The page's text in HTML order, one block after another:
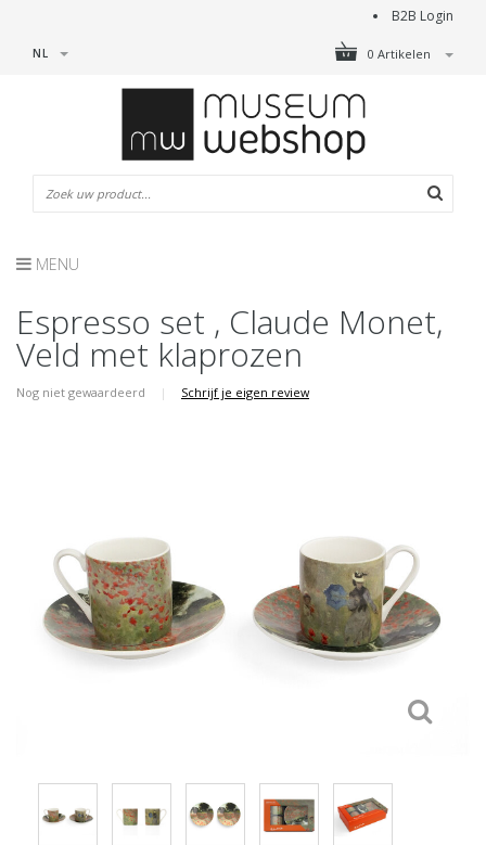
B2B Login
0 Artikelen
NL
MENU
Espresso set , Claude Monet,
Veld met klaprozen
Nog niet gewaardeerd | Schrijf je eigen review